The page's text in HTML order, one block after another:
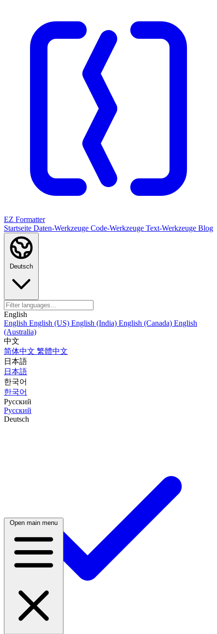
EZ Formatter
Startseite Daten-Werkzeuge Code-Werkzeuge Text-Werkzeuge Blog
Deutsch
English
English English (US) English (India) English (Canada) English
(Australia)
中文
简体中文 繁體中文
日本語
日本語
한국어
한국어
Русский
Русский
Deutsch
Open main menu